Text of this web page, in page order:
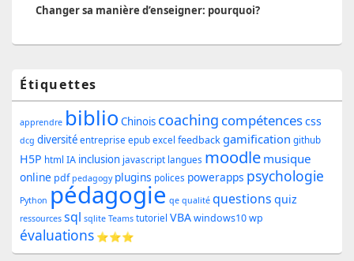
suivant :
Changer sa manière d’enseigner: pourquoi?
Zone
principale
de
widget
pour
la
barre
latérale
Étiquettes
apprendre biblio Chinois coaching compétencescss
dcg diversité entreprise epub excel feedbackgamification github
H5P html IA inclusion javascript langues moodle musique
online pdf pedagogy plugins polices powerapps psychologie
Python pédagogie qe qualité questions quiz
ressources sql sqlite Teams tutoriel VBAwindows10wp
évaluations ⭐⭐⭐